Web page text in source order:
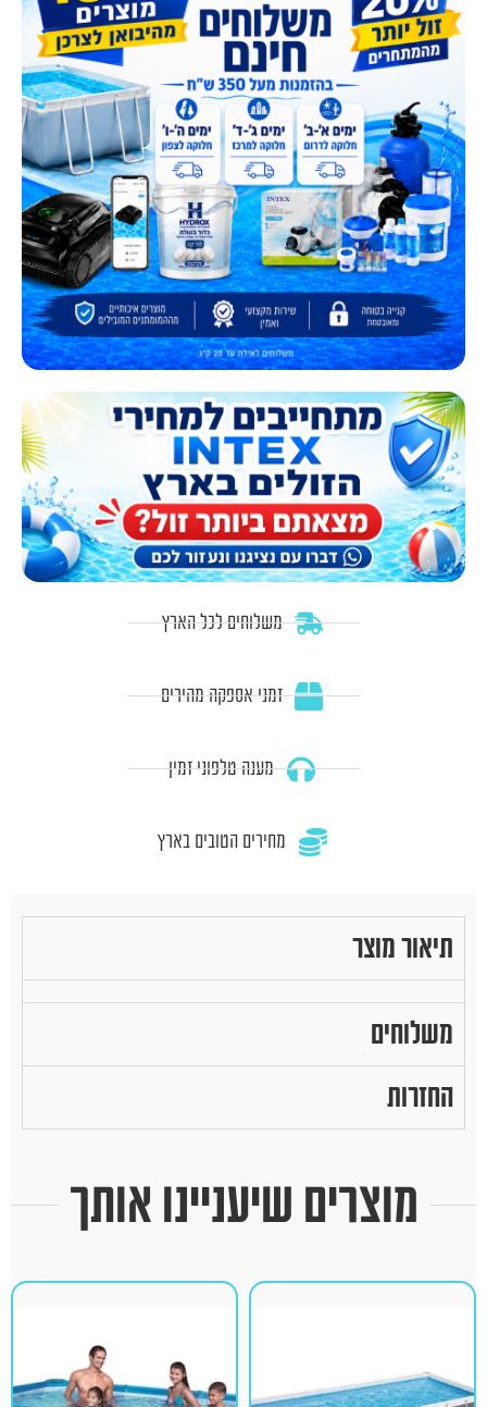
משלוחים לכל הארץ
זמני אספקה מהירים
מענה טלפוני זמין
מחירים הטובים בארץ
תיאור מוצר
משלוחים
החזרות
מוצרים שיעניינו אותך